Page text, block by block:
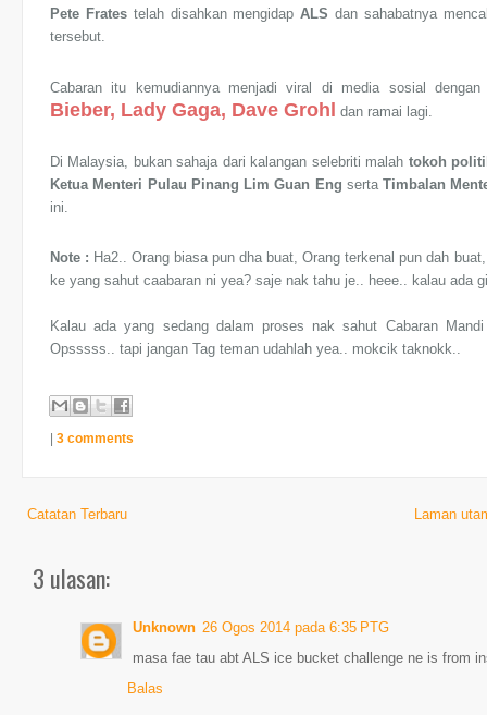
Pete Fratestelah disahkan mengidapALS dan sahabatnya
tersebut.
Cabaran itu kemudiannya menjadi viral di media sosial
Bieber, Lady Gaga, Dave Grohl dan ramai lagi.
Di Malaysia, bukan sahaja dari kalangan selebriti malah tokoh
Ketua Menteri Pulau Pinang Lim Guan Eng sertaTimbalan
ini.
Note : Ha2.. Orang biasa pun dha buat, Orang terkenal pun dah
ke yang sahut caabaran ni yea? saje nak tahu je.. heee.. kalau ada
Kalau ada yang sedang dalam proses nak sahut Cabaran
Opsssss.. tapi jangan Tag teman udahlah yea.. mokcik taknokk..
| 3 comments
Catatan Terbaru Laman
3 ulasan:
Unknown 26 Ogos 2014 pada 6:35 PTG
masa fae tau abt ALS ice bucket challenge ne is from
Balas